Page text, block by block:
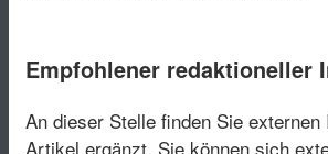
Empfohlener redaktioneller
An dieser Stelle finden Sie externen
Artikel ergänzt. Sie können sich